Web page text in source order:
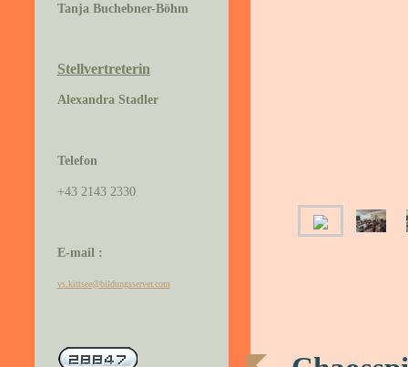
Tanja Buchebner-Böhm
Stellvertreterin
Alexandra Stadler
Telefon
+43 2143 2330
E-mail :
vs.kittsee@bildungsserver.com